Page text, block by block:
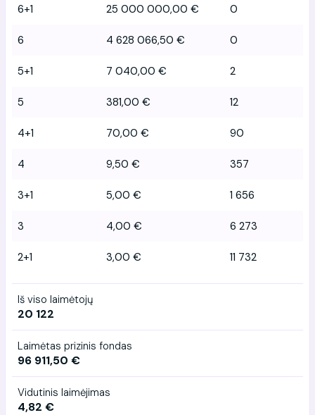
6+1 25 000 000,00 € 0
6 4 628 066,50 € 0
5+1 7 040,00 € 2
5 381,00 € 12
4+1 70,00 € 90
4 9,50 € 357
3+1 5,00 € 1 656
3 4,00 € 6 273
2+1 3,00 € 11 732
Iš viso laimėtojų
20 122
Laimėtas prizinis fondas
96 911,50 €
Vidutinis laimėjimas
4,82 €